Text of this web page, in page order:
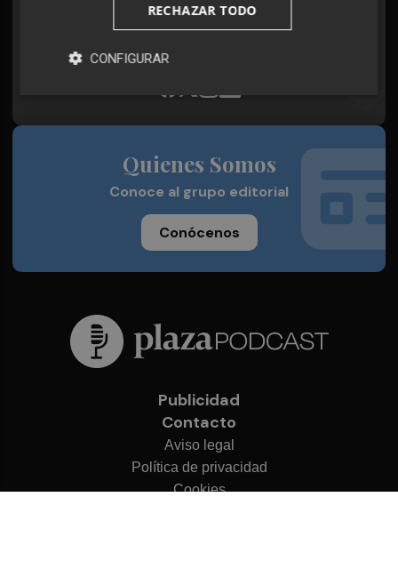
Síguenos en redes
Quienes Somos
Conoce al grupo editorial
Conócenos
Publicidad
Contacto
Aviso legal
Política de privacidad
Cookies
RECHAZAR TODO
CONFIGURAR